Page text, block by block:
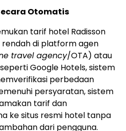
Otomatis
tarif hotel Radisson
di platform agen
travel agency/OTA) atau
Google Hotels, sistem
perbedaan
persyaratan, sistem
tarif dan
ke situs resmi hotel tanpa
dari pengguna.